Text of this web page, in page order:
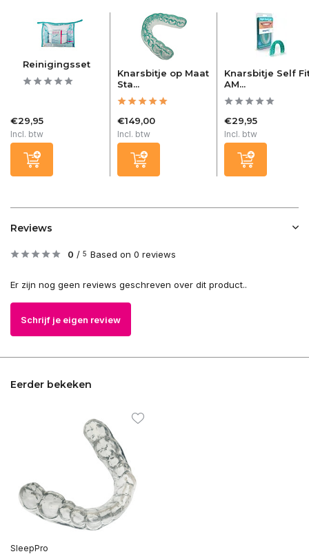
Reinigingsset
€29,95
Incl. btw
Knarsbitje op Maat
Sta...
€149,00
Incl. btw
Knarsbitje Self
AM...
€29,95
Incl. btw
Reviews
0 / 5 Based on 0 reviews
Er zijn nog geen reviews geschreven over dit product..
Schrijf je eigen review
Eerder bekeken
SleepPro